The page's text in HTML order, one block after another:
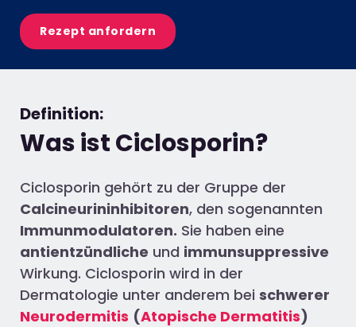
Rezept anfordern
Definition:
Was ist Ciclosporin?
Ciclosporin gehört zu der Gruppe der
Calcineurininhibitoren, den sogenannten
Immunmodulatoren. Sie haben eine
antientzündliche und immunsuppressive
Wirkung. Ciclosporin wird in der
Dermatologie unter anderem bei schwerer
Neurodermitis (Atopische Dermatitis)